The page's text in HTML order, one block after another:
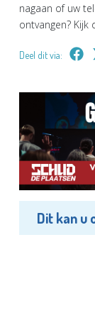
nagaan of uw
ontvangen? Kijk
Deel dit via:
Dit kan u